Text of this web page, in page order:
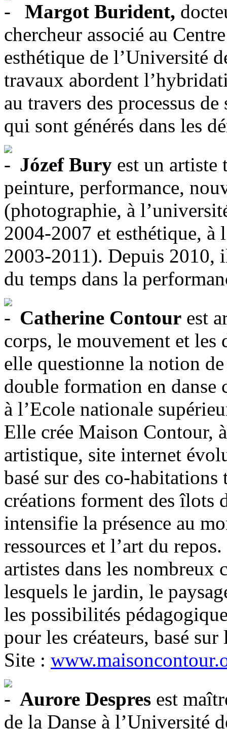
Margot Burident,
chercheur associé au
esthétique de l’Université
travaux abordent
au travers des processus
qui sont générés dans les
Józef Bury est un
peinture, performance,
(photographie, à
2004-2007 et esthétique, à
2003-2011). Depuis 2010,
du temps dans la
Catherine Contour est
corps, le mouvement et
elle questionne la notion
double formation en danse
à l’Ecole nationale
Elle crée Maison Contour,
artistique, site internet
basé sur des co-
créations forment des îlots
intensifie la présence au
ressources et l’art du
artistes dans les nombreux
lesquels le jardin, le
les possibilités
pour les créateurs, basé
Site :
Aurore Despres est
de la Danse à l’Université